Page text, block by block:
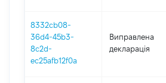
8332cb08-
36d4-45b3-
8c2d-
ec25afb12f0a
Виправлена
декларація